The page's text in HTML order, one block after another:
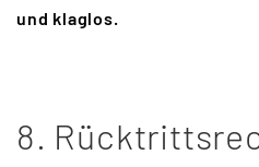
und klaglos.
8.